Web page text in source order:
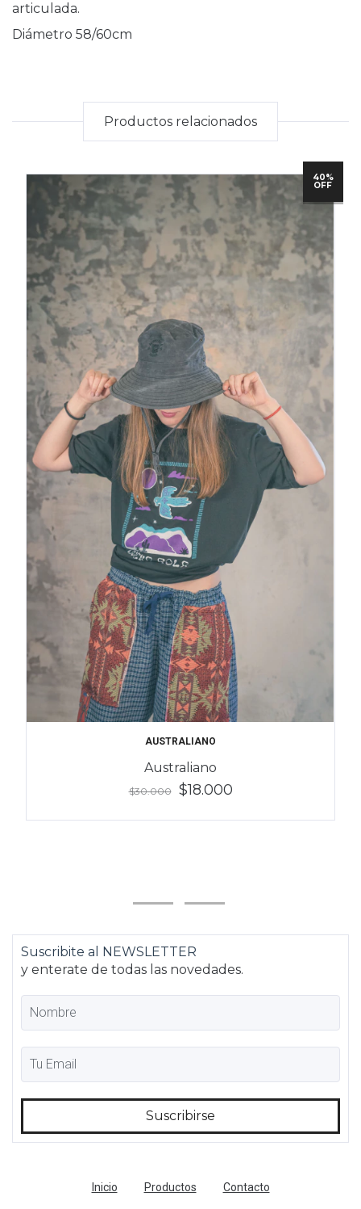
articulada.
Diámetro 58/60cm
Productos relacionados
40%
OFF
AUSTRALIANO
Australiano
$30.000 $18.000
Suscribite al NEWSLETTER
y enterate de todas las novedades.
Inicio Productos Contacto